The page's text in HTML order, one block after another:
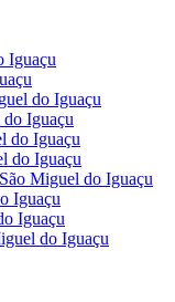
Iguaçu
do Iguaçu
Iguaçu
do Iguaçu
do Iguaçu
São Miguel do Iguaçu
Iguaçu
Iguaçu
do Iguaçu